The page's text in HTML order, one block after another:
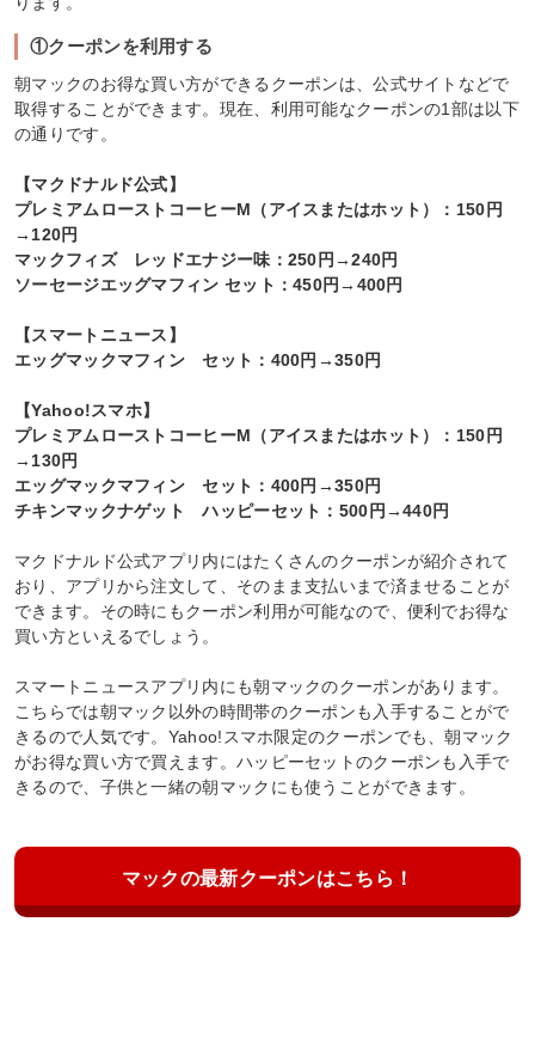
①クーポンを利用する
朝マックのお得な買い方ができるクーポンは、公式サイトなどで
取得することができます。現在、利用可能なクーポンの1部は以下
の通りです。
【マクドナルド公式】
プレミアムローストコーヒーM（アイスまたはホット）：150円
→120円
マックフィズ レッドエナジー味：250円→240円
ソーセージエッグマフィン セット：450円→400円
【スマートニュース】
エッグマックマフィン セット：400円→350円
【Yahoo!スマホ】
プレミアムローストコーヒーM（アイスまたはホット）：150円
→130円
エッグマックマフィン セット：400円→350円
チキンマックナゲット ハッピーセット：500円→440円
マクドナルド公式アプリ内にはたくさんのクーポンが紹介されて
おり、アプリから注文して、そのまま支払いまで済ませることが
できます。その時にもクーポン利用が可能なので、便利でお得な
買い方といえるでしょう。
スマートニュースアプリ内にも朝マックのクーポンがあります。
こちらでは朝マック以外の時間帯のクーポンも入手することがで
きるので人気です。Yahoo!スマホ限定のクーポンでも、朝マック
がお得な買い方で買えます。ハッピーセットのクーポンも入手で
きるので、子供と一緒の朝マックにも使うことができます。
マックの最新クーポンはこちら！